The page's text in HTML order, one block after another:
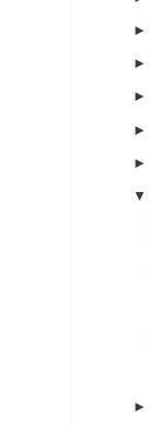
►
►
►
►
►
▼
►